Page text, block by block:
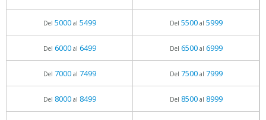
Del 5000al 5499 Del 5500al 5999
Del 6000al 6499 Del 6500al 6999
Del 7000al 7499 Del 7500al 7999
Del 8000al 8499 Del 8500al 8999